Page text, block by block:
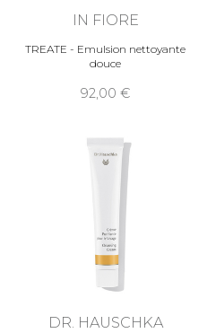
IN FIORE
TREATE - Emulsion nettoyante
douce
92,00
DR. HAUSCHKA